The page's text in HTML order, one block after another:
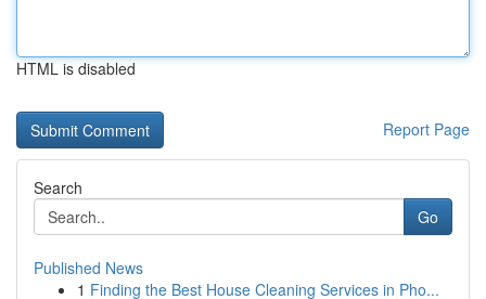
HTML is disabled
Report Page
Search
Go
Published News
1 Finding the Best House Cleaning Services in Pho...